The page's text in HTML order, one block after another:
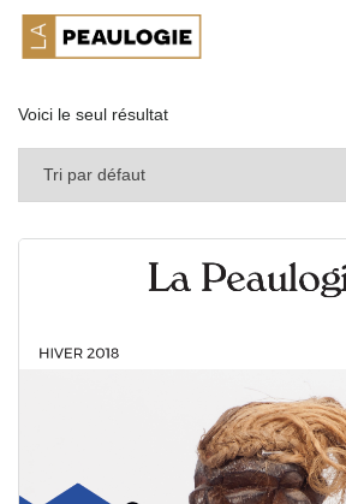
Voici le seul résultat